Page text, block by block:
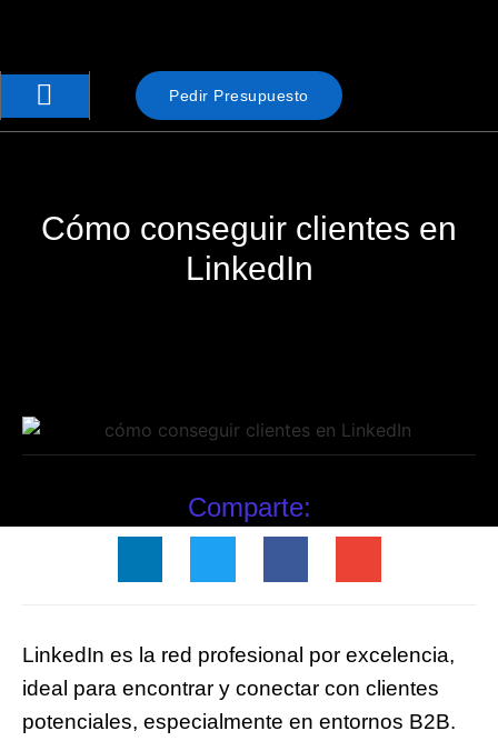
Pedir Presupuesto
Cómo conseguir clientes en
LinkedIn
Comparte:
LinkedIn es la red profesional por excelencia,
ideal para encontrar y conectar con clientes
potenciales, especialmente en entornos B2B.